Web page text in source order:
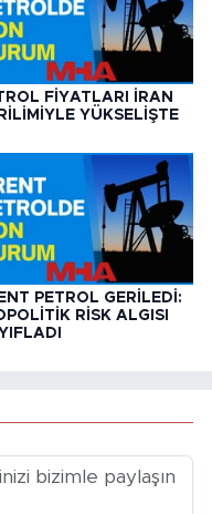
FİYATLARI İRAN
YÜKSELİŞTE
PETROL GERİLEDİ:
RİSK ALGISI